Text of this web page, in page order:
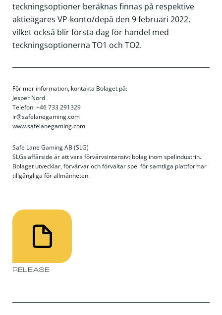
teckningsoptioner beräknas finnas på respektive
aktieägares VP-konto/depå den 9 februari 2022,
vilket också blir första dag för handel med
teckningsoptionerna TO1 och TO2.
För mer information, kontakta Bolaget på:
Jesper Nord
Telefon: +46 733 291329
ir@safelanegaming.com
www.safelanegaming.com
Safe Lane Gaming AB (SLG)
SLGs affärside är att vara förvärvsintensivt bolag inom spelindustrin.
Bolaget utvecklar, förvärvar och förvaltar spel för samtliga plattformar
tillgängliga för allmänheten.
RELEASE